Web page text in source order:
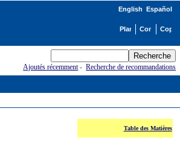
English Español
Ajoutés récemment-Recherche de recommandations
Table des Matières